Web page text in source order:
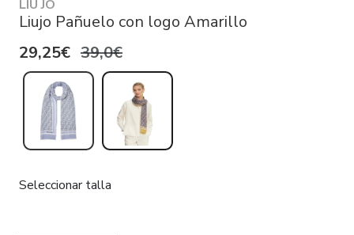
LIU JO
Liujo Pañuelo con logo Amarillo
29,25€ 39,0€
Seleccionar talla